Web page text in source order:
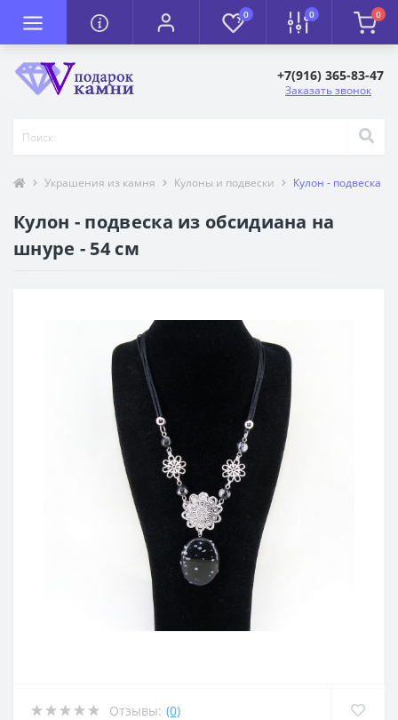
0 0 0
+7(916) 365-83-47
Заказать звонок
Украшения из камня Кулоны и подвески Кулон - подвеска
Кулон - подвеска из обсидиана на
шнуре - 54 см
Отзывы: (0)